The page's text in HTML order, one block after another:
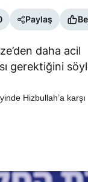
Paylaş
daha acil
gerektiğini
Hizbullah’a karşı
yıldır Tutuklu